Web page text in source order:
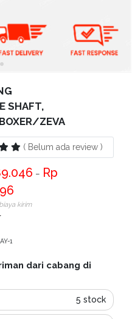
SHAFT,
ZEVA
( Belum ada review )
−
kirim
1
dari cabang di
5 stock